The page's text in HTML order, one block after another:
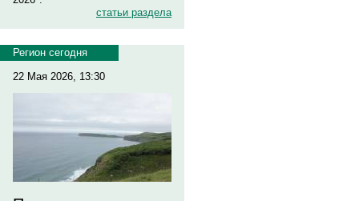
статьи раздела
Регион сегодня
22 Мая 2026, 13:30